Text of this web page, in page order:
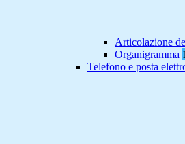
Articolazione
Organigramma 1
Telefono e posta